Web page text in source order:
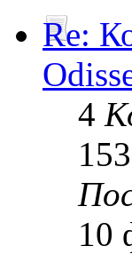
Re:
4
10